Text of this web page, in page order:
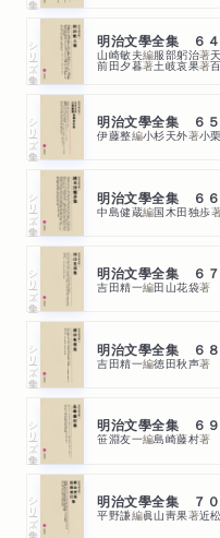
シリーズ・全集 明治文學全集 ６
山崎敏夫編服部躬治著
前田夕暮著土岐哀果著
シリーズ・全集 明治文學全集 ６
伊藤整編小杉天外著小
シリーズ・全集 明治文學全集 ６
中島健蔵編国木田独歩
シリーズ・全集 明治文學全集 ６
吉田精一編田山花袋著
シリーズ・全集 明治文學全集 ６
吉田精一編徳田秋声著
シリーズ・全集 明治文學全集 ６
笹淵友一編島崎藤村著
シリーズ・全集 明治文學全集 ７
平野謙編眞山靑果著近